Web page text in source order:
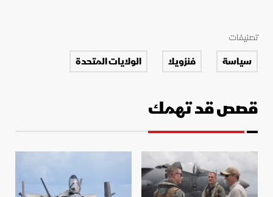
تصنيفات
سياسة فنزويلا الولايات المتحدة
قصص قد تهمك